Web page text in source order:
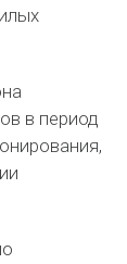
в период